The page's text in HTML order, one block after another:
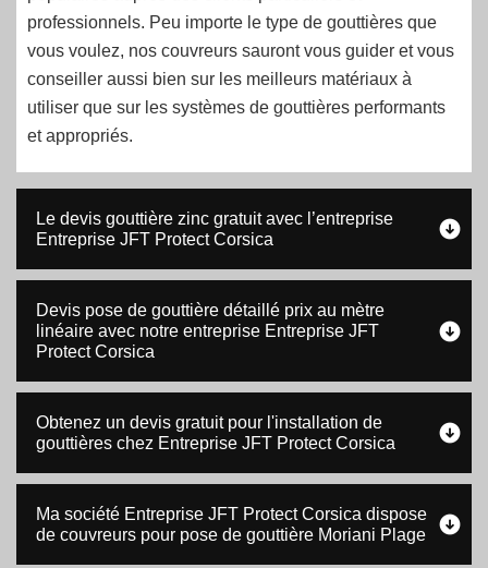
professionnels. Peu importe le type de gouttières que
vous voulez, nos couvreurs sauront vous guider et vous
conseiller aussi bien sur les meilleurs matériaux à
utiliser que sur les systèmes de gouttières performants
et appropriés.
Le devis gouttière zinc gratuit avec l’entreprise
Entreprise JFT Protect Corsica
Devis pose de gouttière détaillé prix au mètre
linéaire avec notre entreprise Entreprise JFT
Protect Corsica
Obtenez un devis gratuit pour l'installation de
gouttières chez Entreprise JFT Protect Corsica
Ma société Entreprise JFT Protect Corsica dispose
de couvreurs pour pose de gouttière Moriani Plage